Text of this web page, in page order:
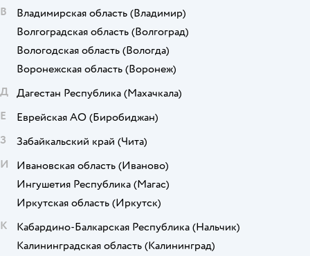
В
Владимирская область (Владимир)
Волгоградская область (Волгоград)
Вологодская область (Вологда)
Воронежская область (Воронеж)
Д Дагестан Республика (Махачкала)
Е
Еврейская АО (Биробиджан)
З
Забайкальский край (Чита)
И
Ивановская область (Иваново)
Ингушетия Республика (Магас)
Иркутская область (Иркутск)
К
Кабардино-Балкарская Республика (Нальчик)
Калининградская область (Калининград)